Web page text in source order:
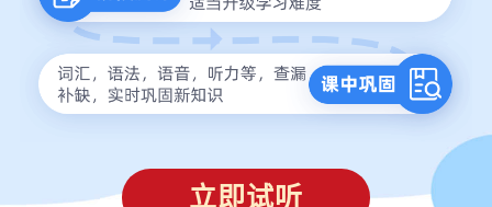
立即试听